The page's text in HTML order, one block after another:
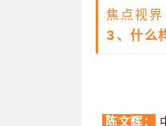
焦点视界
3、什么
陈文辉：